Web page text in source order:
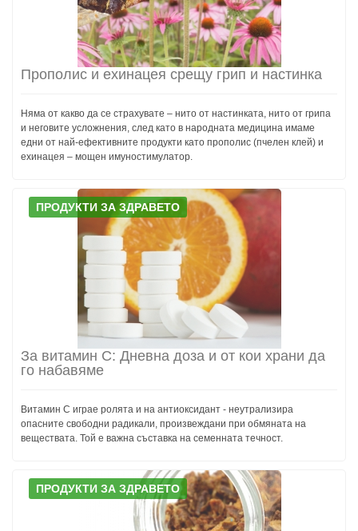
Прополис и ехинацея срещу грип и настинка
Няма от какво да се страхувате – нито от настинката, нито от грипа
и неговите усложнения, след като в народната медицина имаме
едни от най-ефективните продукти като прополис (пчелен клей) и
ехинацея – мощен имуностимулатор.
ПРОДУКТИ ЗА ЗДРАВЕТО
За витамин С: Дневна доза и от кои храни да
го набавяме
Витамин С играе ролята и на антиоксидант - неутрализира
опасните свободни радикали, произвеждани при об­мяната на
веществата. Той е важна съставка на семенната течност.
ПРОДУКТИ ЗА ЗДРАВЕТО